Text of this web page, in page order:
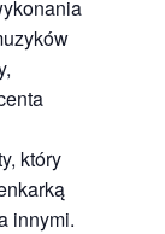
który
innymi.